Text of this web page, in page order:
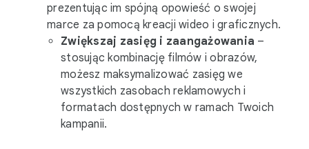
prezentując im spójną opowieść o swojej
marce za pomocą kreacji wideo i graficznych.
Zwiększaj zasięg i zaangażowania –
stosując kombinację filmów i obrazów,
możesz maksymalizować zasięg we
wszystkich zasobach reklamowych i
formatach dostępnych w ramach Twoich
kampanii.